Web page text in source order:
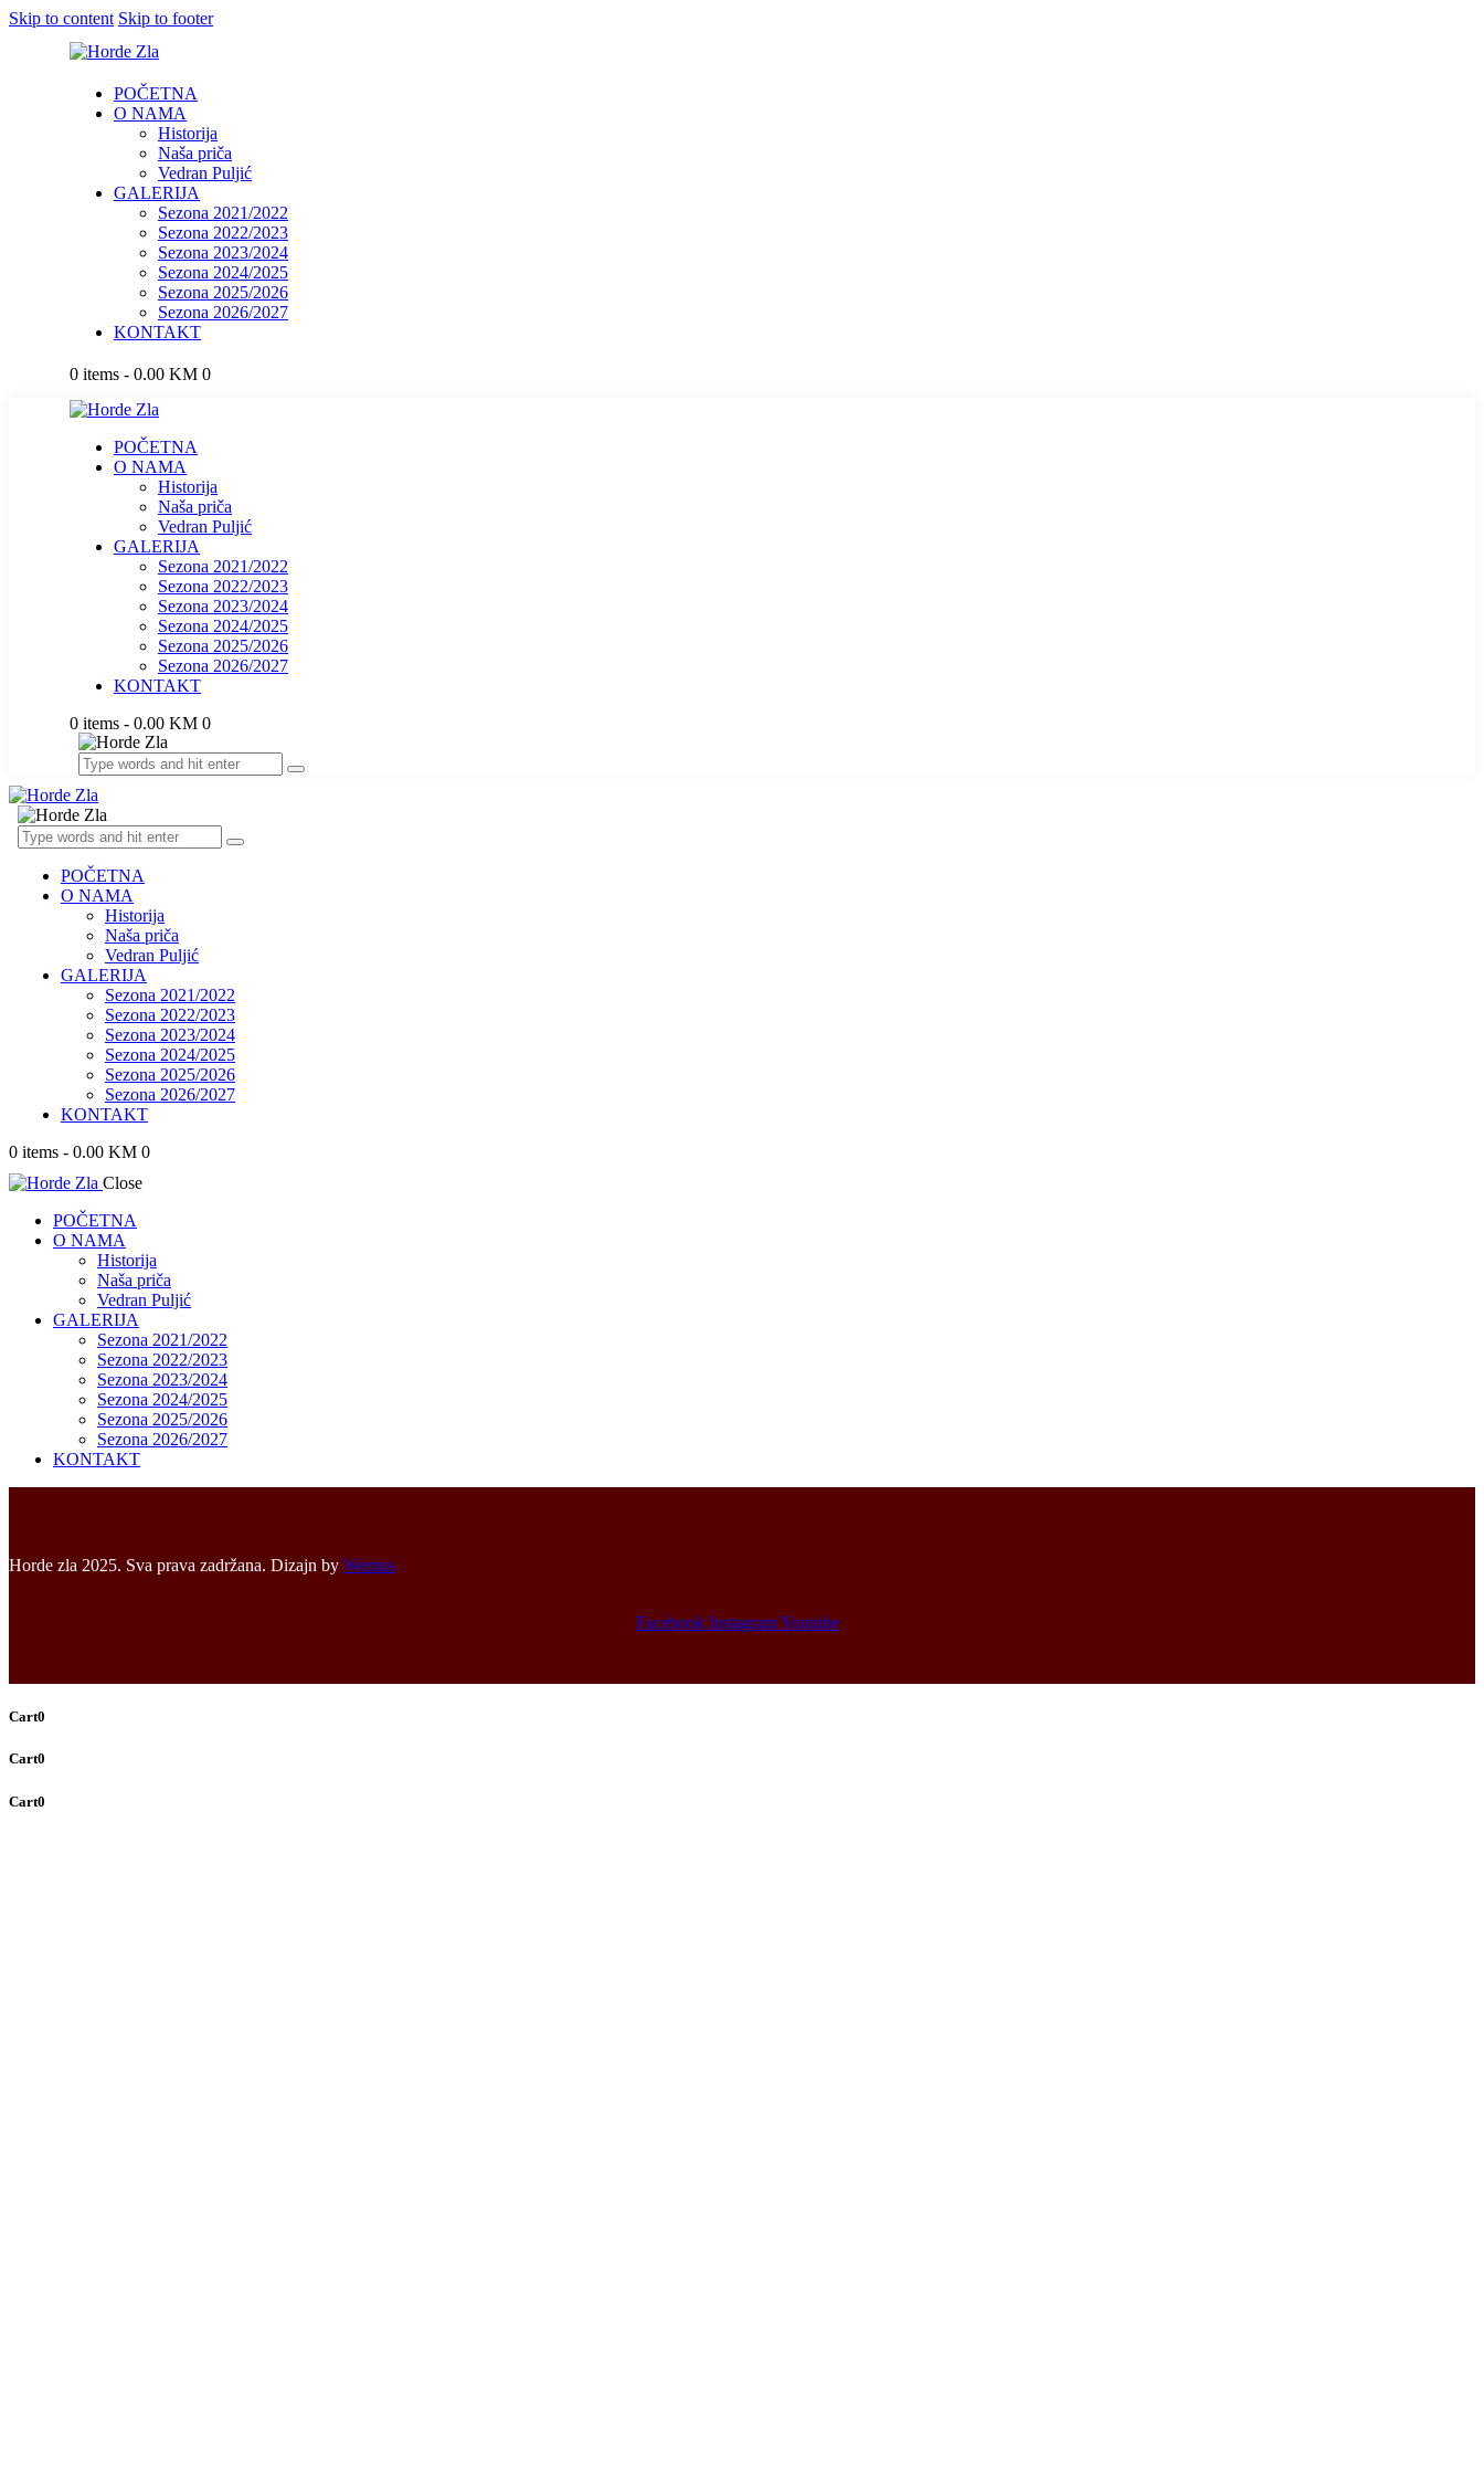
Skip to content Skip to footer
POČETNA
O NAMA
Historija
Naša priča
Vedran Puljić
GALERIJA
Sezona 2021/2022
Sezona 2022/2023
Sezona 2023/2024
Sezona 2024/2025
Sezona 2025/2026
Sezona 2026/2027
KONTAKT
0 items - 0.00 KM 0
POČETNA
O NAMA
Historija
Naša priča
Vedran Puljić
GALERIJA
Sezona 2021/2022
Sezona 2022/2023
Sezona 2023/2024
Sezona 2024/2025
Sezona 2025/2026
Sezona 2026/2027
KONTAKT
0 items - 0.00 KM 0
POČETNA
O NAMA
Historija
Naša priča
Vedran Puljić
GALERIJA
Sezona 2021/2022
Sezona 2022/2023
Sezona 2023/2024
Sezona 2024/2025
Sezona 2025/2026
Sezona 2026/2027
KONTAKT
0 items - 0.00 KM 0
Close
POČETNA
O NAMA
Historija
Naša priča
Vedran Puljić
GALERIJA
Sezona 2021/2022
Sezona 2022/2023
Sezona 2023/2024
Sezona 2024/2025
Sezona 2025/2026
Sezona 2026/2027
KONTAKT
Horde zla 2025. Sva prava zadržana. Dizajn by Wemus
Facebook InstagramYoutube
Cart0
Cart0
Cart0